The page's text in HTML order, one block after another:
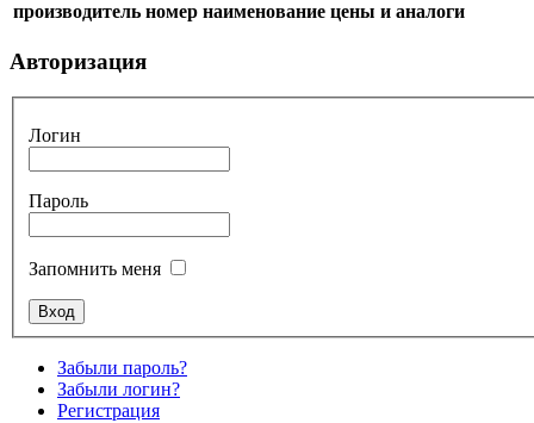
производитель номер наименование цены и аналоги
Авторизация
Логин
Пароль
Запомнить меня
Забыли пароль?
Забыли логин?
Регистрация